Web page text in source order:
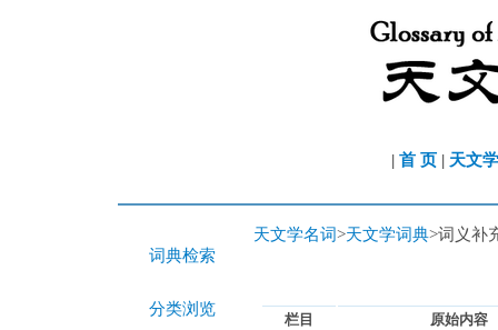
| 首 页 | 天文
词典检索
分类浏览
天文学名词>天文学词典>词义补
栏目
原始内容